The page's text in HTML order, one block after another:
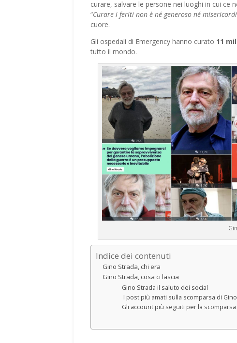
curare, salvare le persone nei luoghi in cui ce
“Curare i feriti non è né generoso né
cuore.
Gli ospedali di Emergency hanno curato 11
tutto il mondo.
Indice dei contenuti
Gino Strada, chi era
Gino Strada, cosa ci lascia
Gino Strada il saluto dei social
I post più amati sulla scomparsa di
Gli account più seguiti per la